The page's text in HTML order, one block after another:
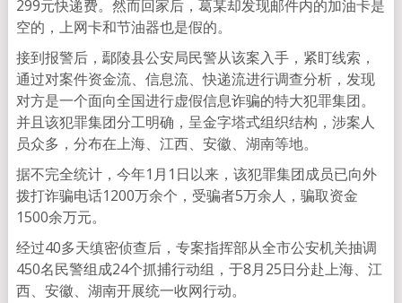
299元快递费。然而回家后，葛某却发现邮件内的加油卡是
空的，上网卡和节油器也是假的。
接到报警后，鄢陵县公安局民警从该案入手，紧盯线索，
通过对案件资金流、信息流、快递流进行调查分析，发现
对方是一个面向全国进行虚假信息诈骗的特大犯罪集团。
并且该犯罪集团分工明确，呈金字塔式组织结构，涉案人
员众多，分布在上海、江西、安徽、湖南等地。
据不完全统计，今年1月1日以来，该犯罪集团成员已向外
拨打诈骗电话1200万余个，受骗者5万余人，骗取资金
1500余万元。
经过40多天缜密侦查后，专案指挥部从全市公安机关抽调
450名民警组成24个抓捕行动组，于8月25日分赴上海、江
西、安徽、湖南开展统一收网行动。